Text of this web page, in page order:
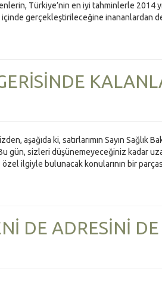
Türkiye’nin en iyi tahminlerle 2014
gerçekleştirileceğine inananlardan
aşağıda ki, satırlarımın Sayın Sağlık
gün, sizleri düşünemeyeceğiniz kadar
ilgiyle bulunacak konularının bir
DE ADRESİNİ